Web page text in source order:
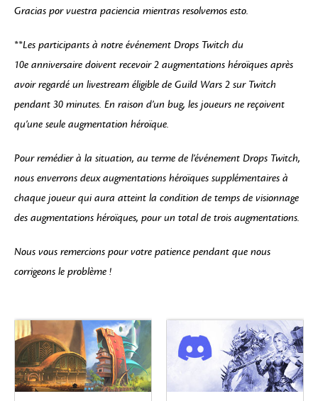
Gracias por vuestra paciencia mientras resolvemos esto.
**Les participants à notre événement Drops Twitch du
10e anniversaire doivent recevoir 2 augmentations héroïques après
avoir regardé un livestream éligible de Guild Wars 2 sur Twitch
pendant 30 minutes. En raison d’un bug, les joueurs ne reçoivent
qu’une seule augmentation héroïque.
Pour remédier à la situation, au terme de l’événement Drops Twitch,
nous enverrons deux augmentations héroïques supplémentaires à
chaque joueur qui aura atteint la condition de temps de visionnage
des augmentations héroïques, pour un total de trois augmentations.
Nous vous remercions pour votre patience pendant que nous
corrigeons le problème !